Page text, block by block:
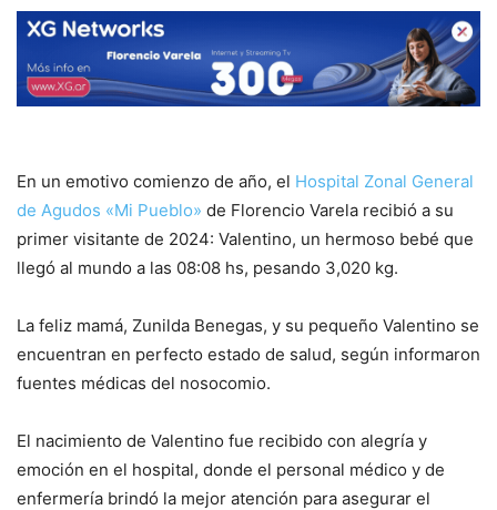
En un emotivo comienzo de año, el Hospital Zonal General
de Agudos «Mi Pueblo» de Florencio Varela recibió a su
primer visitante de 2024: Valentino, un hermoso bebé que
llegó al mundo a las 08:08 hs, pesando 3,020 kg.
La feliz mamá, Zunilda Benegas, y su pequeño Valentino se
encuentran en perfecto estado de salud, según informaron
fuentes médicas del nosocomio.
El nacimiento de Valentino fue recibido con alegría y
emoción en el hospital, donde el personal médico y de
enfermería brindó la mejor atención para asegurar el